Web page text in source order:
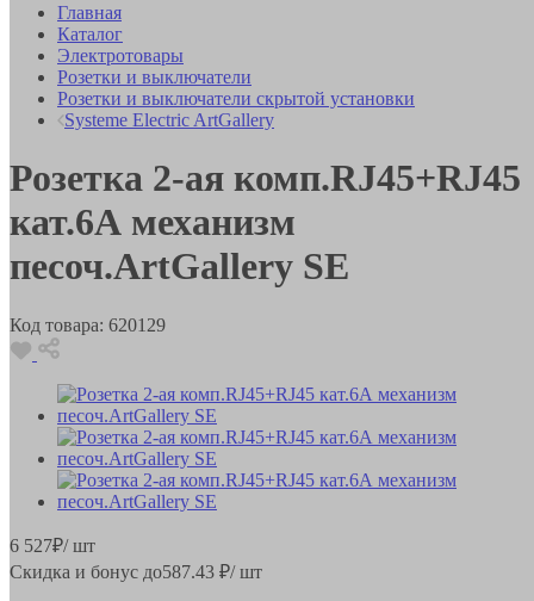
Главная
Каталог
Электротовары
Розетки и выключатели
Розетки и выключатели скрытой установки
Systeme Electric ArtGallery
Розетка 2-ая комп.RJ45+RJ45
кат.6А механизм
песоч.ArtGallery SE
Код товара: 620129
6 527₽/ шт
Скидка и бонус до587.43 ₽/ шт